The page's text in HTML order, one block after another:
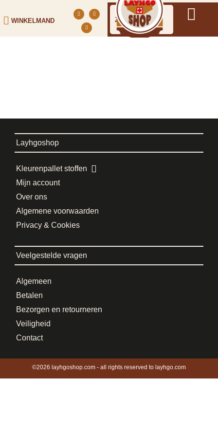
WINKELMAND
Layhgoshop
Kleurenpallet stoffen
Mijn account
Over ons
Algemene voorwaarden
Privacy & Cookies
Veelgestelde vragen
Algemeen
Betalen
Bezorgen en retourneren
Veiligheid
Contact
©2026 layhgoshop.com - all rights reserved to layhgo.com